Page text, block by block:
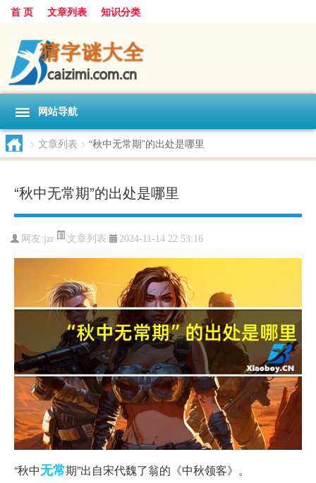
首 页 文章列表 知识分类
网站导航
> 文章列表 > “秋中无常期”的出处是哪里
“秋中无常期”的出处是哪里
网友:jzr 文章列表 2024-11-14 22:53:16
“秋中无常期”出自宋代魏了翁的《中秋领客》。